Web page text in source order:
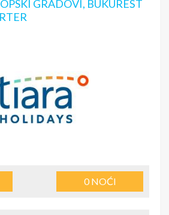
GRADOVI, BUKUREŠT
0NOĆI